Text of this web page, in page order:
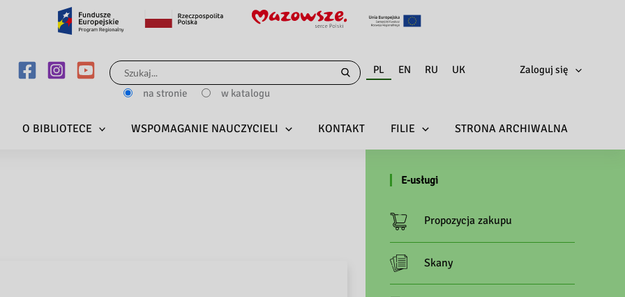
Szukaj
dla:
na stronie w katalogu
PL EN RU UK Zaloguj się
O BIBLIOTECE WSPOMAGANIE NAUCZYCIELI KONTAKT FILIE STRONA ARCHIWALNA
E-usługi
Propozycja zakupu
Skany